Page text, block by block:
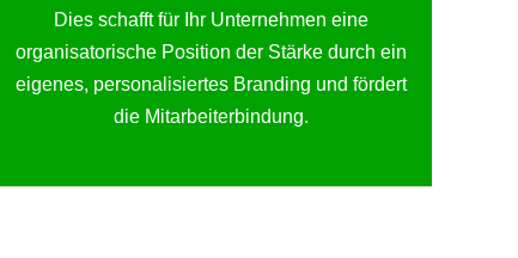
Dies schafft für Ihr Unternehmen eine
organisatorische Position der Stärke durch ein
eigenes, personalisiertes Branding und fördert
die Mitarbeiterbindung.